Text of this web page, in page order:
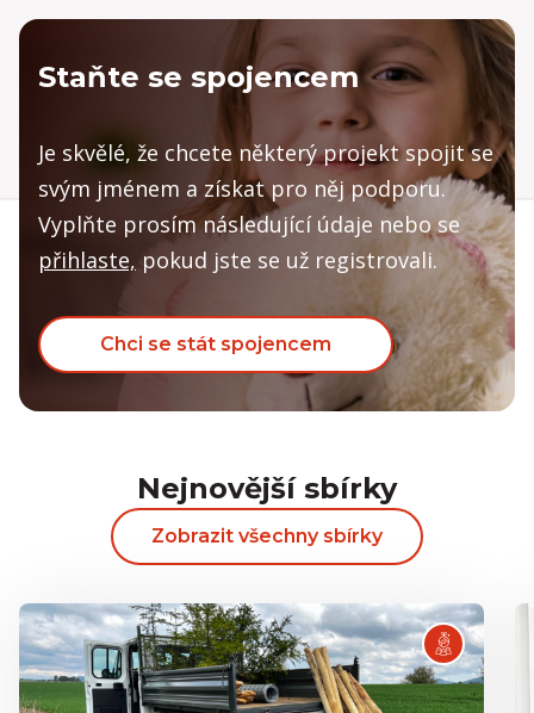
Staňte se spojencem
Je skvělé, že chcete některý projekt spojit se
svým jménem a získat pro něj podporu.
Vyplňte prosím následující údaje nebo se
přihlaste, pokud jste se už registrovali.
Chci se stát spojencem
Nejnovější sbírky
Zobrazit všechny sbírky